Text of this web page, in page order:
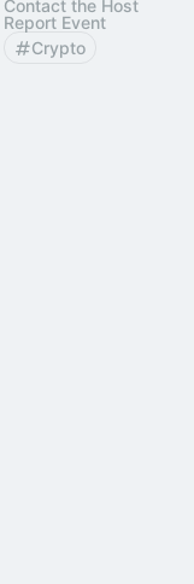
Contact the Host
Report Event
Crypto